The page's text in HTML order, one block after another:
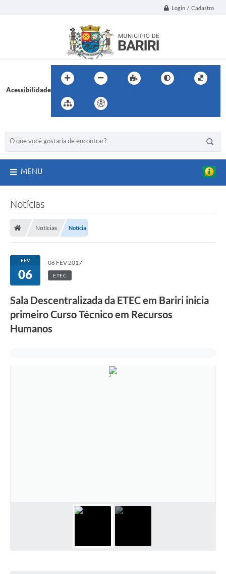
Login / Cadastro
Acessibilidade
MENU
Notícias
Notícias Notícia
FEV
06
06 FEV 2017
ETEC
Sala Descentralizada da ETEC em Bariri inicia
primeiro Curso Técnico em Recursos
Humanos